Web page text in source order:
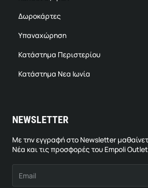
Δωροκάρτες
Υπαναχώρηση
Κατάστημα Περιστερίου
Κατάστημα Νεα Ιωνία
NEWSLETTER
Με την εγγραφή στο Newsletter
Νέα και τις προσφορές του Empoli Outlet